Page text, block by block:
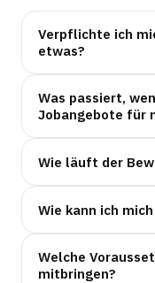
Verpflichte ich
etwas?
Was passiert,
Jobangebote für
Wie läuft der
Wie kann ich
Welche
mitbringen?